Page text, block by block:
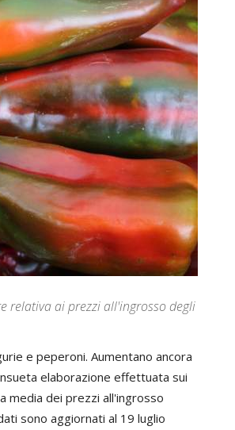
relativa ai prezzi all'ingrosso degli
e peperoni. Aumentano ancora
elaborazione effettuata sui
media dei prezzi all'ingrosso
sono aggiornati al 19 luglio